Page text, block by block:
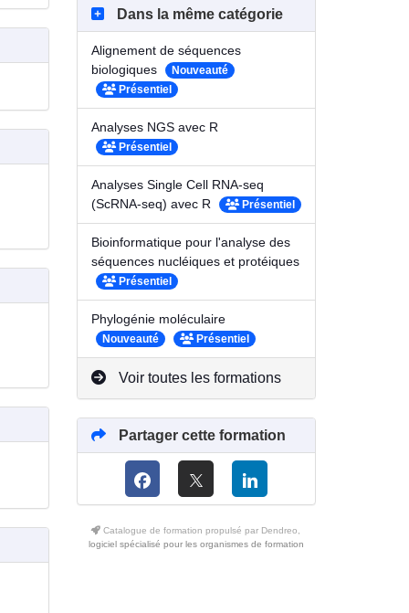
Dans la même catégorie
Alignement de séquences
biologiques
Nouveauté
Présentiel
Analyses NGS avec R
Présentiel
Analyses Single Cell RNA-seq
(ScRNA-seq) avec R
Présentiel
Bioinformatique pour l'analyse des
séquences nucléiques et protéiques
Présentiel
Phylogénie moléculaire
Nouveauté Présentiel
Voir toutes les formations
Partager cette formation
Catalogue de formation propulsé par Dendreo,
logiciel spécialisé pour les organismes de formation